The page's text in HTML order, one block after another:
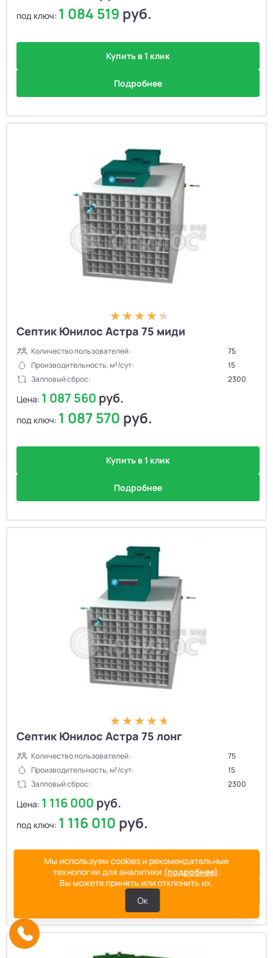
под ключ: 1 084 519 руб.
Купить в 1 клик
Подробнее
Септик Юнилос Астра 75 миди
Количество пользователей:
75
Производительность, м³/сут:
15
Залповый сброс:
2300
Цена: 1 087 560 руб.
под ключ: 1 087 570 руб.
Купить в 1 клик
Подробнее
Септик Юнилос Астра 75 лонг
Количество пользователей:
75
Производительность, м³/сут:
15
Залповый сброс:
2300
Цена: 1 116 000 руб.
под ключ: 1 116 010 руб.
Купить в 1 клик
Подробнее
Мы используем cookies и рекомендательные
технологии для аналитики (подробнее).
Вы можете принять или отклонить их.
Ок